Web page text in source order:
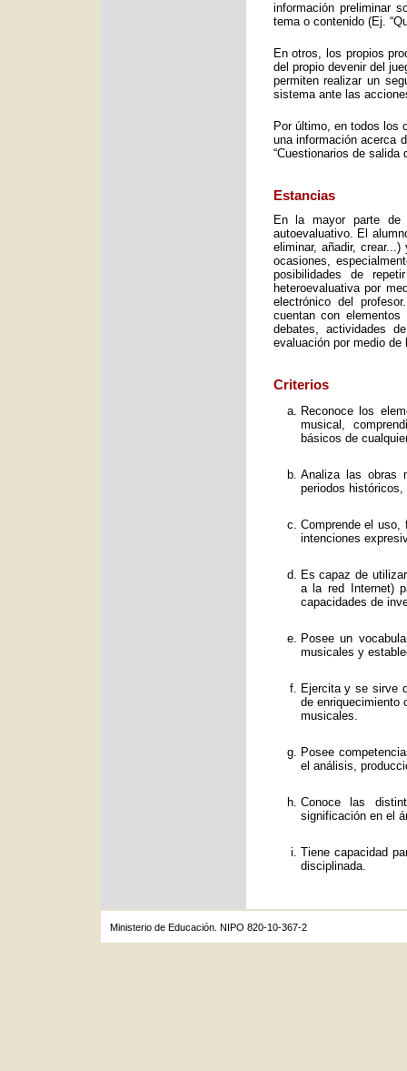
información preliminar
tema o contenido (Ej.
En otros, los propios
del propio devenir del
permiten realizar un
sistema ante las
Por último, en todos los
una información acerca
“Cuestionarios de salida
Estancias
En la mayor parte de
autoevaluativo. El
eliminar, añadir,
ocasiones,
posibilidades de
heteroevaluativa por
electrónico del
cuentan con
debates, actividades
evaluación por medio
Criterios
Reconoce los
musical,
básicos de
Analiza las obras
periodos
Comprende el
intenciones
Es capaz de
a la red Internet)
capacidades de
Posee un
musicales y
Ejercita y se sirve
de enriquecimiento
musicales.
Posee
el análisis,
Conoce las
significación en el
Tiene capacidad
disciplinada.
Ministerio de Educación. NIPO 820-10-367-2